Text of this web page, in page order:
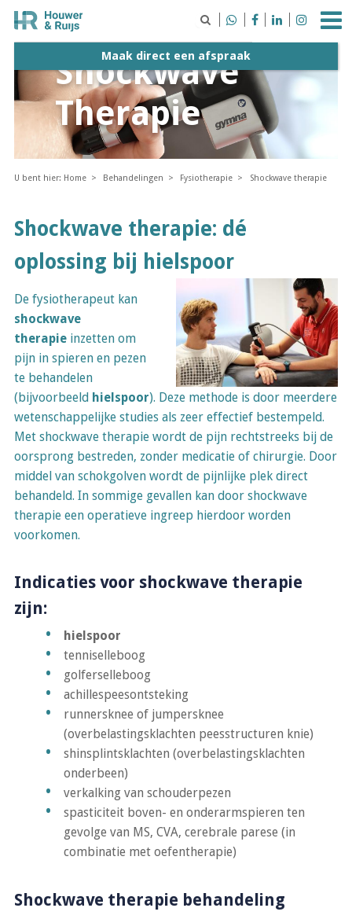
   
Maak direct een afspraak
Shockwave
Therapie
U bent hier: Home Behandelingen Fysiotherapie Shockwave therapie
Shockwave therapie: dé
oplossing bij hielspoor
De fysiotherapeut kan
shockwave
therapieinzetten om
pijn in spieren en pezen
te behandelen
(bijvoorbeeld hielspoor). Deze methode is door meerdere
wetenschappelijke studies als zeer effectief bestempeld.
Met shockwave therapie wordt de pijn rechtstreeks bij de
oorsprong bestreden, zonder medicatie of chirurgie. Door
middel van schokgolven wordt de pijnlijke plek direct
behandeld. In sommige gevallen kan door shockwave
therapie een operatieve ingreep hierdoor worden
voorkomen.
Indicaties voor shockwave therapie
zijn:
hielspoor
tenniselleboog
golferselleboog
achillespeesontsteking
runnersknee of jumpersknee
(overbelastingsklachten peesstructuren knie)
shinsplintsklachten (overbelastingsklachten
onderbeen)
verkalking van schouderpezen
spasticiteit boven- en onderarmspieren ten
gevolge van MS, CVA, cerebrale parese (in
combinatie met oefentherapie)
Shockwave therapie behandeling
